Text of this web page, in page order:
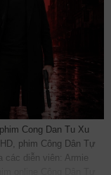
Cong Dan Tu Xu
phim Công Dân Tự
các diễn viên: Armie